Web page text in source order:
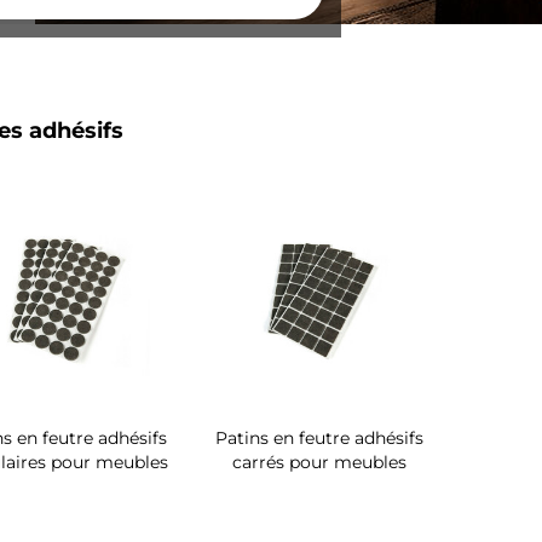
adhésifs
en feutre adhésifs
pour meubles
Patins en feutre adhésifs
carrés pour meubles